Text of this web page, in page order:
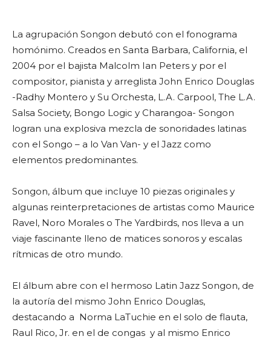
La agrupación Songon debutó con el fonograma
homónimo. Creados en Santa Barbara, California, el
2004 por el bajista Malcolm Ian Peters y por el
compositor, pianista y arreglista John Enrico Douglas
-Radhy Montero y Su Orchesta, L.A. Carpool, The L.A.
Salsa Society, Bongo Logic y Charangoa- Songon
logran una explosiva mezcla de sonoridades latinas
con el Songo – a lo Van Van- y el Jazz como
elementos predominantes.
Songon, álbum que incluye 10 piezas originales y
algunas reinterpretaciones de artistas como Maurice
Ravel, Noro Morales o The Yardbirds, nos lleva a un
viaje fascinante lleno de matices sonoros y escalas
rítmicas de otro mundo.
El álbum abre con el hermoso Latin Jazz Songon, de
la autoría del mismo John Enrico Douglas,
destacando a Norma LaTuchie en el solo de flauta,
Raul Rico, Jr. en el de congas y al mismo Enrico